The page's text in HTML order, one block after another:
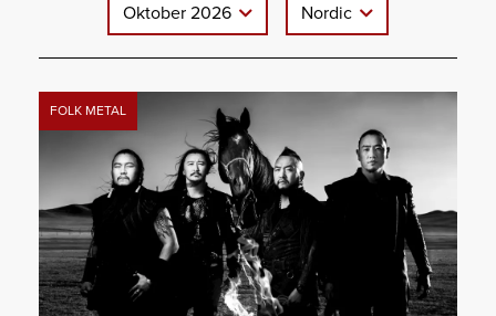
Oktober 2026 Nordic
FOLK METAL